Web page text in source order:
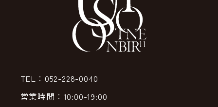
TEL：052-228-0040
営業時間：10:00-19:00